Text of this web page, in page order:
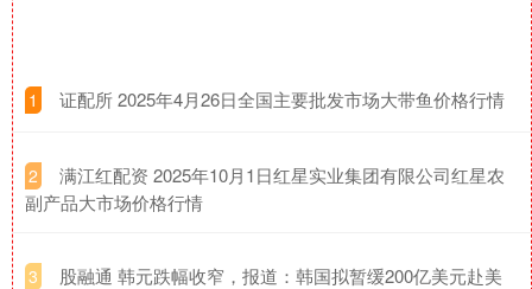
1 ​证配所 2025年4月26日全国主要批发市场大带鱼价格行情
2
​满江红配资 2025年10月1日红星实业集团有限公司红星农
副产品大市场价格行情
3
​股融通 韩元跌幅收窄，报道：韩国拟暂缓200亿美元赴美